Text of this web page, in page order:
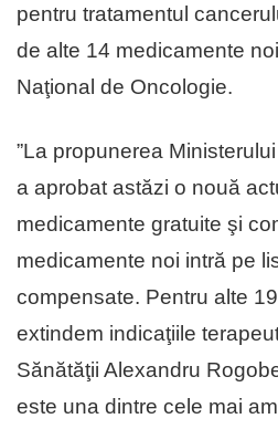
pentru tratamentul
de alte 14 medicamente
Naţional de Oncologie.
”La propunerea
a aprobat astăzi o nouă
medicamente gratuite şi
medicamente noi intră pe
compensate. Pentru alte
extindem indicaţiile
Sănătăţii Alexandru
este una dintre cele mai